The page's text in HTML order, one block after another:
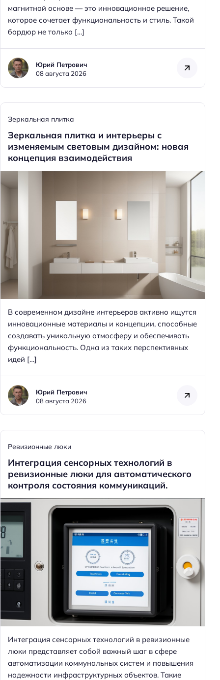
магнитной основе — это инновационное решение,
которое сочетает функциональность и стиль. Такой
бордюр не только […]
Юрий Петрович
08 августа 2026
Зеркальная плитка
Зеркальная плитка и интерьеры с
изменяемым световым дизайном: новая
концепция взаимодействия
В современном дизайне интерьеров активно ищутся
инновационные материалы и концепции, способные
создавать уникальную атмосферу и обеспечивать
функциональность. Одна из таких перспективных
идей […]
Юрий Петрович
08 августа 2026
Ревизионные люки
Интеграция сенсорных технологий в
ревизионные люки для автоматического
контроля состояния коммуникаций.
Интеграция сенсорных технологий в ревизионные
люки представляет собой важный шаг в сфере
автоматизации коммунальных систем и повышения
надежности инфраструктурных объектов. Такие